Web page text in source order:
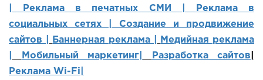
Реклама в печатных СМИ |
Реклама в
социальных сетях | Создание и продвижение
сайтов
Баннерная реклама |
Медийная реклама
Мобильный маркетинг Разработка сайтов
Реклама Wi-Fi|